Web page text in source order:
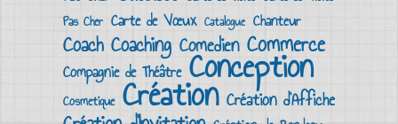
Pas Cher Carte de Vœux Catalogue Chanteur
Coach Coaching Comedien Commerce
Compagnie de Théâtre Conception
Cosmetique Création Création d'Affiche